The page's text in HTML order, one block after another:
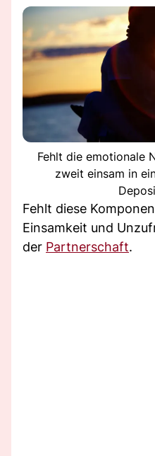
Fehlt die emotionale
zweit einsam in
Fehlt diese
Einsamkeit und
der Partnerschaft.